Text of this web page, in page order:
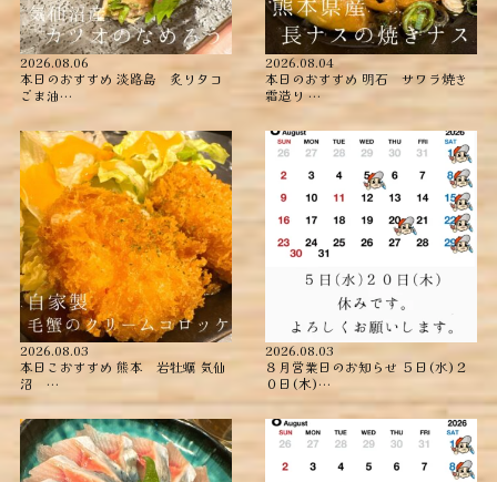
2026.08.06
本日のおすすめ ︎淡路島 炙りタコ
ごま油…
2026.08.04
本日のおすすめ ︎明石 サワラ焼き
霜造り …
2026.08.03
本日こおすすめ ︎熊本 岩牡蠣 ︎気仙
沼 …
2026.08.03
８月営業日のお知らせ ５日(水)２
０日(木)…